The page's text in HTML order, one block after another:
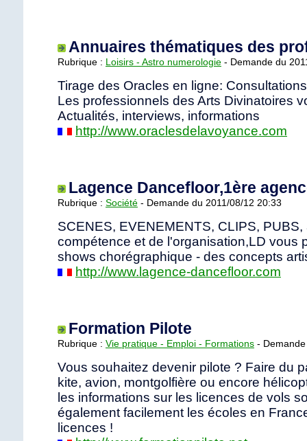
Annuaires thématiques des
Rubrique : Loisirs - Astro numerologie - Demande du
Tirage des Oracles en ligne:
Les professionnels des Arts Divinatoires
Actualités, interviews, informations
http://www.oraclesdelavoyance.com
Lagence Dancefloor,1ère
Rubrique : Société - Demande du 2011/08/12 20:33
SCENES, EVENEMENTS, CLIPS,
compétence et de l'organisation,LD vous
shows chorégraphique - des concepts
http://www.lagence-dancefloor.com
Formation Pilote
Rubrique : Vie pratique - Emploi - Formations -
Vous souhaitez devenir pilote ? Faire du
kite, avion, montgolfière ou encore
les informations sur les licences de vols
également facilement les écoles en
licences !